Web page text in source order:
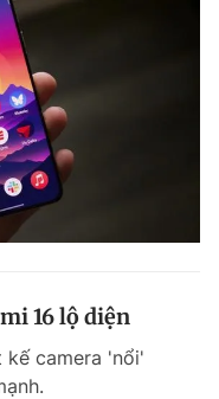
16 lộ diện
camera 'nổi'